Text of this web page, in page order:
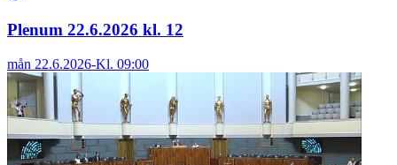
Plenum 22.6.2026 kl. 12
mån 22.6.2026-Kl. 09:00